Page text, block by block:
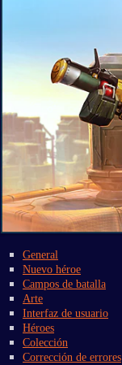
General
Nuevo héroe
Campos de batalla
Arte
Interfaz de usuario
Héroes
Colección
Corrección de errores